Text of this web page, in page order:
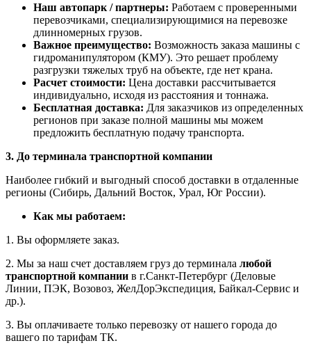
Наш автопарк / партнеры: Работаем с проверенными
перевозчиками, специализирующимися на перевозке
длинномерных грузов.
Важное преимущество: Возможность заказа машины с
гидроманипулятором (КМУ). Это решает проблему
разгрузки тяжелых труб на объекте, где нет крана.
Расчет стоимости: Цена доставки рассчитывается
индивидуально, исходя из расстояния и тоннажа.
Бесплатная доставка: Для заказчиков из определенных
регионов при заказе полной машины мы можем
предложить бесплатную подачу транспорта.
3. До терминала транспортной компании
Наиболее гибкий и выгодный способ доставки в отдаленные
регионы (Сибирь, Дальний Восток, Урал, Юг России).
Как мы работаем:
1. Вы оформляете заказ.
2. Мы за наш счет доставляем груз до терминала любой
транспортной компании в г.Санкт-Петербург (Деловые
Линии, ПЭК, Возовоз, ЖелДорЭкспедиция, Байкал-Сервис и
др.).
3. Вы оплачиваете только перевозку от нашего города до
вашего по тарифам ТК.